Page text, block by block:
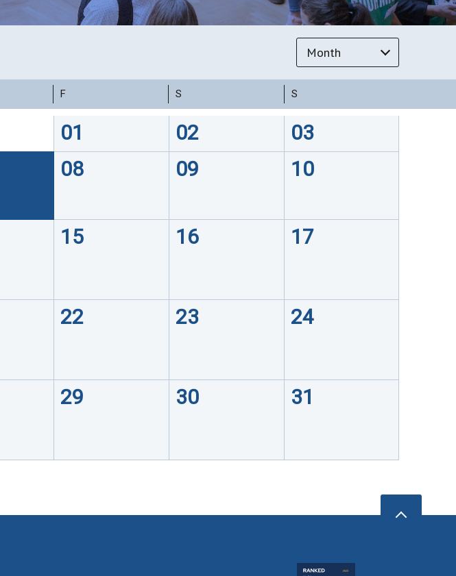
Month
F S S
01 02
03
08 09 10
15 16 17
22 23 24
29 30 31